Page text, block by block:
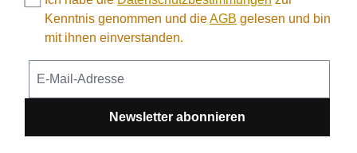
Kenntnis genommen und dieAGB gelesen und bin
mit ihnen einverstanden.
Newsletter abonnieren